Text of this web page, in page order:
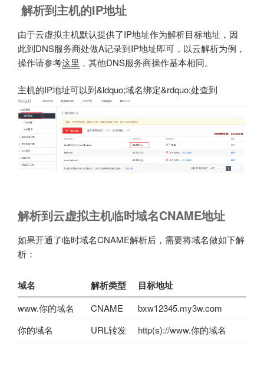
解析到主机的IP地址
由于云虚拟主机默认提供了IP地址作为解析目标地址，因
此到DNS服务商处做A记录到IP地址即可，以云解析为例，
操作请参考这里 ，其他DNS服务商操作基本相同。
主机的IP地址可以到&ldquo;域名绑定&rdquo;处查到
解析到云虚拟主机临时域名CNAME地址
如果开通了临时域名CNAME解析后，需要将域名做如下解
析：
域名 解析类型 目标地址
www.你的域名 CNAME
bxw12345.my3w.com
你的域名
URL转发 http(s)://www.你的域名